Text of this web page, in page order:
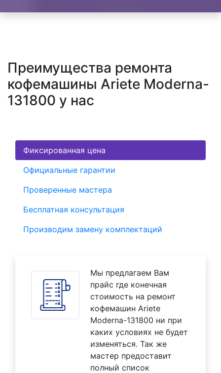
Преимущества ремонта
кофемашины Ariete Moderna-
131800 у нас
Фиксированная цена
Официальные гарантии
Проверенные мастера
Бесплатная консультация
Производим замену комплектаций
Мы предлагаем Вам
прайс где конечная
стоимость на ремонт
кофемашин Ariete
Moderna-131800 ни при
каких условиях не будет
изменяться. Так же
мастер предоставит
полный список